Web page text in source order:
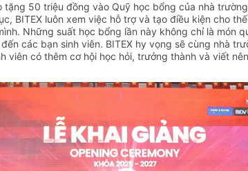
tặng 50 triệu đồng vào Quỹ học bổng của nhà
BITEX luôn xem việc hỗ trợ và tạo điều kiện cho
Những suất học bổng lần này không chỉ là món
các bạn sinh viên. BITEX hy vọng sẽ cùng nhà
viên có thêm cơ hội học hỏi, trưởng thành và viết